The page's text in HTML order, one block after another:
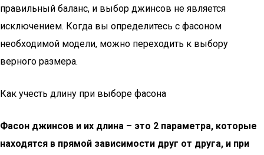
правильный баланс, и выбор джинсов не является
исключением. Когда вы определитесь с фасоном
необходимой модели, можно переходить к выбору
верного размера.
Как учесть длину при выборе фасона
Фасон джинсов и их длина – это 2 параметра, которые
находятся в прямой зависимости друг от друга, и при